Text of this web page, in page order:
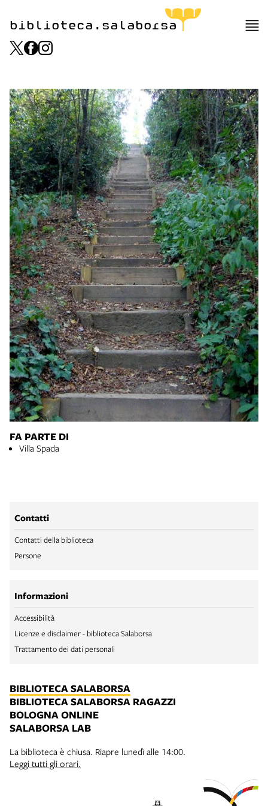
biblioteca.salaborsa
FA PARTE DI
Villa Spada
Contatti
Contatti della biblioteca
Persone
Informazioni
Accessibilità
Licenze e disclaimer - biblioteca Salaborsa
Trattamento dei dati personali
BIBLIOTECA SALABORSA
BIBLIOTECA SALABORSA RAGAZZI
BOLOGNA ONLINE
SALABORSA LAB
La biblioteca è chiusa. Riapre lunedì alle 14:00.
Leggi tutti gli orari.